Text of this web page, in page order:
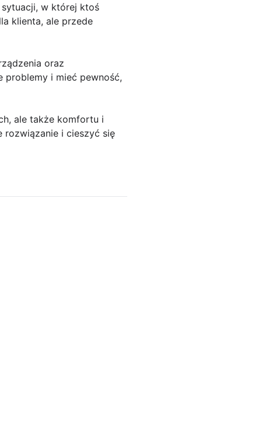
w której ktoś
klienta, ale przede
oraz
problemy i mieć pewność,
ale także komfortu i
rozwiązanie i cieszyć się